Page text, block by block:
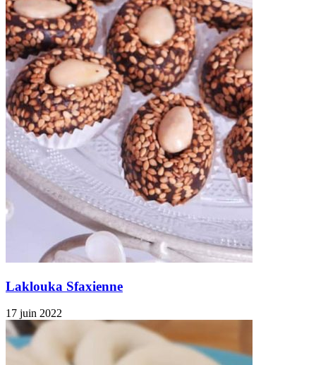
Laklouka Sfaxienne
17 juin 2022